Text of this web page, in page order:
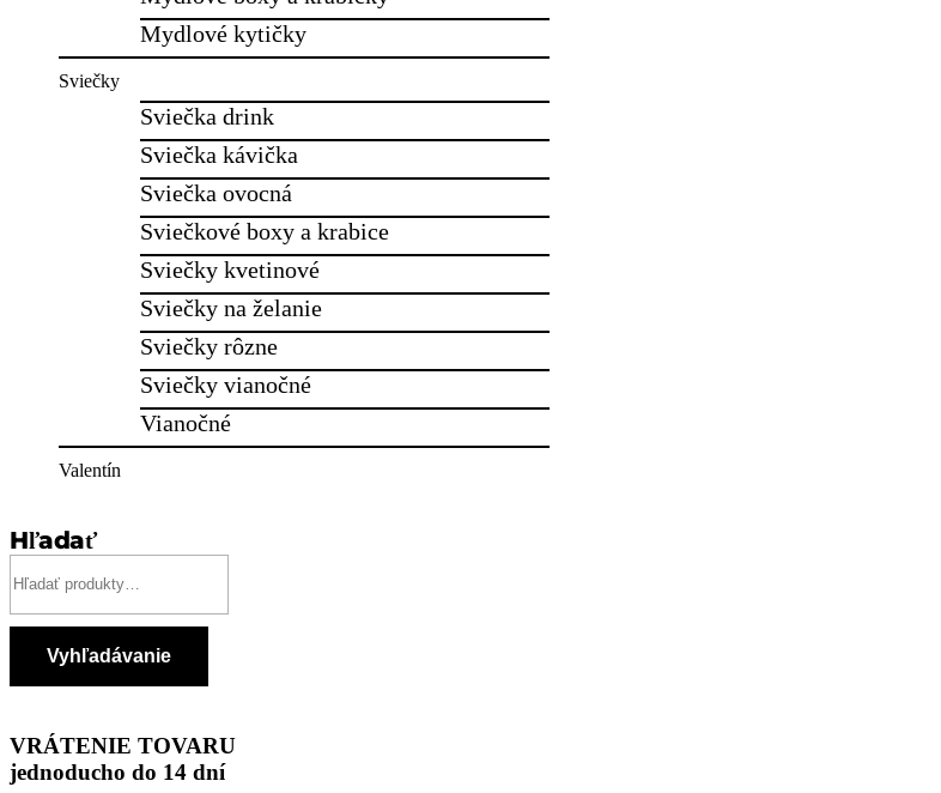
Mydlové kytičky
Sviečky
Sviečka drink
Sviečka kávička
Sviečka ovocná
Sviečkové boxy a krabice
Sviečky kvetinové
Sviečky na želanie
Sviečky rôzne
Sviečky vianočné
Vianočné
Valentín
Hľadať
Vyhľadávanie
VRÁTENIE TOVARU
jednoducho do 14 dní